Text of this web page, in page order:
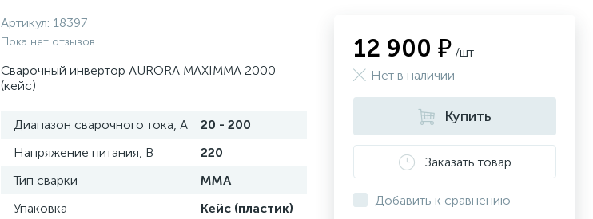
Артикул: 18397
Пока нет отзывов
Сварочный инвертор AURORA MAXIMMA 2000
(кейс)
Диапазон сварочного тока, А
20 - 200
Напряжение питания, В
220
Тип сварки
MMA
Упаковка
Кейс (пластик)
12 900 ₽ /шт
Нет в наличии
Купить
Заказать товар
Добавить к сравнению